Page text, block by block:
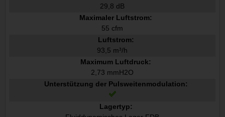
29,8 dB
Maximaler Luftstrom:
55 cfm
Luftstrom:
93,5 m³/h
Maximum Luftdruck:
2,73 mmH2O
Unterstützung der Pulsweitenmodulation:
Lagertyp: